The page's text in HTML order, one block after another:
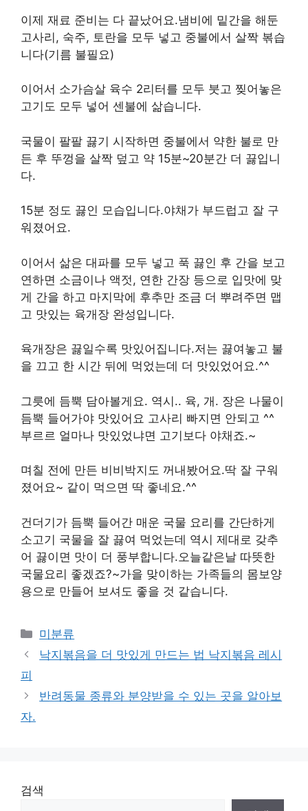
이제 재료 준비는 다 끝났어요.냄비에 밑간을 해둔
고사리, 숙주, 토란을 모두 넣고 중불에서 살짝 볶습
니다(기름 불필요)
이어서 소가슴살 육수 2리터를 모두 붓고 찢어놓은
고기도 모두 넣어 센불에 삶습니다.
국물이 팔팔 끓기 시작하면 중불에서 약한 불로 만
든 후 뚜껑을 살짝 덮고 약 15분~20분간 더 끓입니
다.
15분 정도 끓인 모습입니다.야채가 부드럽고 잘 구
워졌어요.
이어서 삶은 대파를 모두 넣고 푹 끓인 후 간을 보고
연하면 소금이나 액젓, 연한 간장 등으로 입맛에 맞
게 간을 하고 마지막에 후추만 조금 더 뿌려주면 맵
고 맛있는 육개장 완성입니다.
육개장은 끓일수록 맛있어집니다.저는 끓여놓고 불
을 끄고 한 시간 뒤에 먹었는데 더 맛있었어요.^^
그릇에 듬뿍 담아볼게요. 역시.. 육, 개. 장은 나물이
듬뿍 들어가야 맛있어요 고사리 빠지면 안되고 ^^
부르르 얼마나 맛있었냐면 고기보다 야채죠.~
며칠 전에 만든 비비박지도 꺼내봤어요.딱 잘 구워
졌어요~ 같이 먹으면 딱 좋네요.^^
건더기가 듬뿍 들어간 매운 국물 요리를 간단하게
소고기 국물을 잘 끓여 먹었는데 역시 제대로 갖추
어 끓이면 맛이 더 풍부합니다.오늘같은날 따뜻한
국물요리 좋겠죠?~가을 맞이하는 가족들의 몸보양
용으로 만들어 보셔도 좋을 것 같습니다.
Categories
미분류
낙지볶음을 더 맛있게 만드는 법 낙지볶음 레시
피
반려동물 종류와 분양받을 수 있는 곳을 알아보
자.
검색